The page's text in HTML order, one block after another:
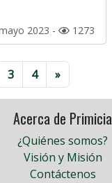
2023 - 1273
3 4 »
Acerca de Primicia
¿Quiénes somos?
Visión y Misión
Contáctenos